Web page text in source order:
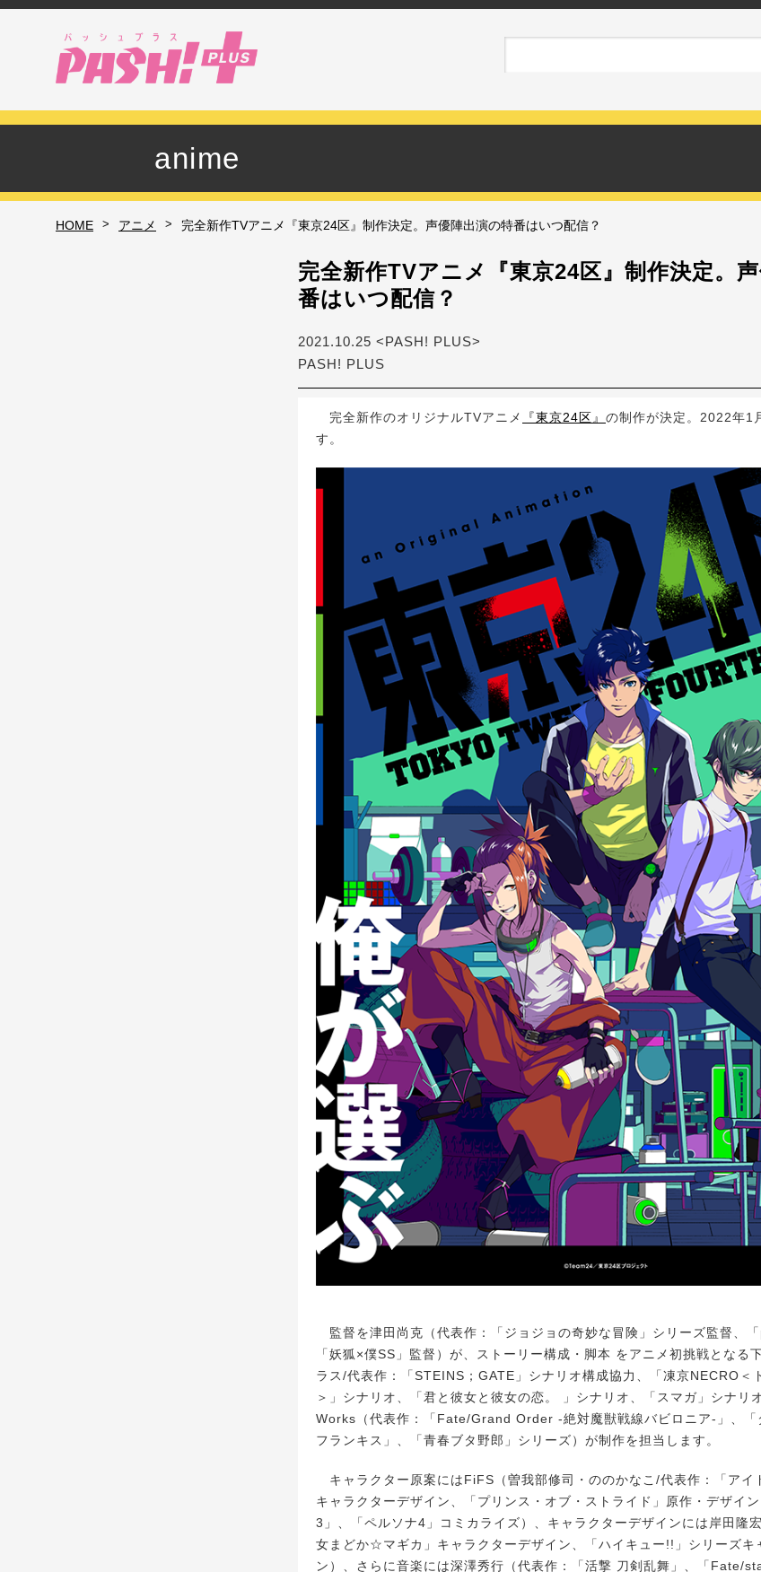
anime
HOME > アニメ > 完全新作TVアニメ『東京24区』制作決定。声優陣出演の特番はいつ配信？
完全新作TVアニメ『東京24区』制作決定。
番はいつ配信？
2021.10.25 <PASH! PLUS>
PASH! PLUS
完全新作のオリジナルTVアニメ 『東京24区』 の制作が決定。2022年1
す。
監督を津田尚克（代表作：「ジョジョの奇妙な冒険」シリーズ監督、
「妖狐×僕SS」監督）が、ストーリー構成・脚本 をアニメ初挑戦となる
ラス/代表作：「STEINS；GATE」シナリオ構成協力、「凍京NECRO＜
＞」シナリオ、「君と彼女と彼女の恋。 」シナリオ、「スマガ」シナリ
Works（代表作：「Fate/Grand Order -絶対魔獣戦線バビロニア-」、「
フランキス」、「青春ブタ野郎」シリーズ）が制作を担当します。
キャラクター原案にはFiFS（曽我部修司・ののかなこ/代表作：「アイ
キャラクターデザイン、「プリンス・オブ・ストライド」原作・デザイ
3」、「ペルソナ4」コミカライズ）、キャラクターデザインには岸田隆
女まどか☆マギカ」キャラクターデザイン、「ハイキュー!!」シリーズキ
ン）、さらに音楽には深澤秀行（代表作：「活撃 刀剣乱舞」、「Fate/